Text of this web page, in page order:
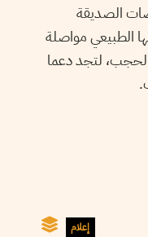
الصديقة
الطبيعي مواصلة
والحجب، لتجد دعما
إعلام